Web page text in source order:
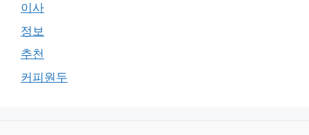
이사
정보
추천
커피원두